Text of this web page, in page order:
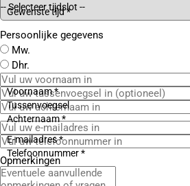
Gewenste tijd *
Persoonlijke gegevens
Mw.
Dhr.
Voornaam *
Tussenvoegsel
Achternaam *
E-mailadres *
Telefoonnummer *
Opmerkingen